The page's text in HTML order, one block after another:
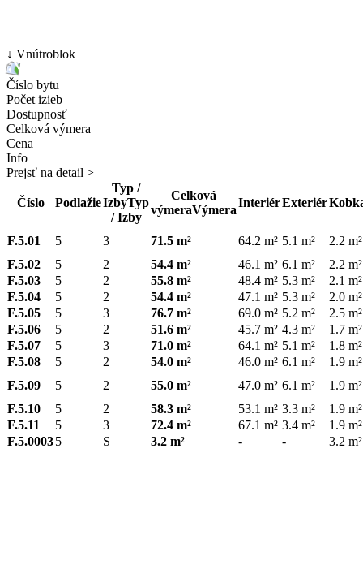
↓ Vnútroblok
Číslo bytu
Počet izieb
Dostupnosť
Celková výmera
Cena
Info
Prejsť na detail >
Číslo Podlažie
Typ /
IzbyTyp
/ Izby
Celková
výmeraVýmera
InteriérExteriér
F.5.01 5 3 71.5 m² 64.2 m² 5.1 m²
2.2 m²
F.5.02
5 2 54.4 m² 46.1 m² 6.1 m²
2.2 m²
F.5.03
5 2 55.8 m² 48.4 m² 5.3 m²
2.1 m²
F.5.04
5 2 54.4 m² 47.1 m² 5.3 m²
2.0 m²
F.5.05
5 3 76.7 m² 69.0 m² 5.2 m²
2.5 m²
F.5.06
5 2 51.6 m² 45.7 m² 4.3 m²
1.7 m²
F.5.07
5 3 71.0 m² 64.1 m² 5.1 m²
1.8 m²
F.5.08
5 2 54.0 m² 46.0 m² 6.1 m²
1.9 m²
F.5.09
5 2 55.0 m² 47.0 m² 6.1 m²
1.9 m²
F.5.10
5 2 58.3 m² 53.1 m² 3.3 m²
1.9 m²
F.5.11
5 3 72.4 m² 67.1 m² 3.4 m²
1.9 m²
F.5.00035 S 3.2 m² - - 3.2 m²